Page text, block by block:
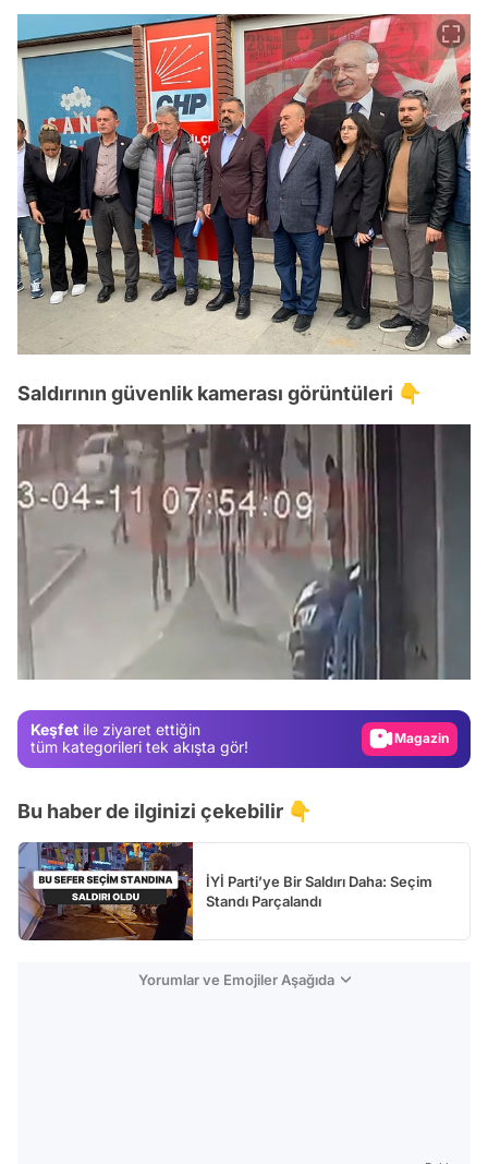
Saldırının güvenlik kamerası görüntüleri 👇
Keşfet ile ziyaret ettiğin
tüm kategorileri tek akışta gör!
Video
Bu haber de ilginizi çekebilir 👇
İYİ Parti’ye Bir Saldırı Daha: Seçim
Standı Parçalandı
Yorumlar ve Emojiler Aşağıda